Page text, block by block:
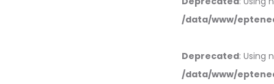
/data/www/
Deprecated: Using
/data/www/